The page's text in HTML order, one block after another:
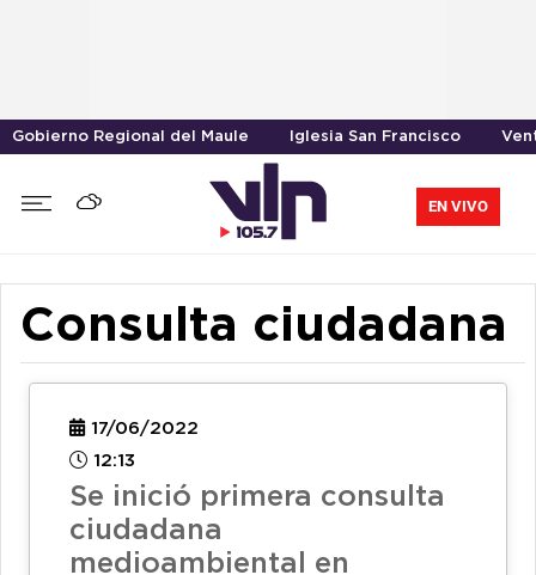
Gobierno Regional del Maule Iglesia San Francisco
EN VIVO
Consulta ciudadana
17/06/2022
12:13
Se inició primera consulta
ciudadana
medioambiental en